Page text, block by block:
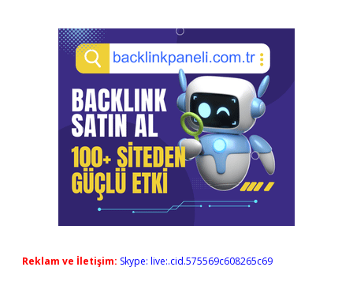
Reklam ve İletişim: Skype: live:.cid.575569c608265c69